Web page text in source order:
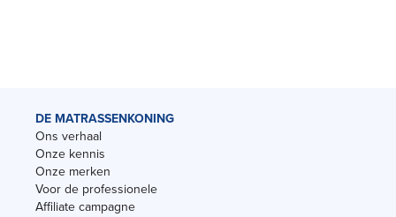
DE MATRASSENKONING
Ons verhaal
Onze kennis
Onze merken
Voor de professionele
Affiliate campagne